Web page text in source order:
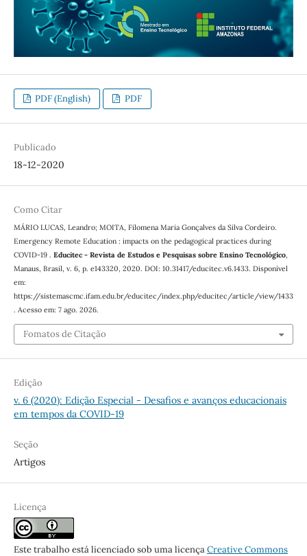
PDF (English) PDF
Publicado
18-12-2020
Como Citar
MÁRIO LUCAS, Leandro; MOITA, Filomena Maria Gonçalves da Silva Cordeiro.
Emergency Remote Education : impacts on the pedagogical practices during
COVID-19 . Educitec - Revista de Estudos e Pesquisas sobre Ensino Tecnológico,
Manaus, Brasil, v. 6, p. e143320, 2020. DOI: 10.31417/educitec.v6.1433. Disponível
em:
https://sistemascmc.ifam.edu.br/educitec/index.php/educitec/article/view/1433
. Acesso em: 7 ago. 2026.
Fomatos de Citação
Edição
v. 6 (2020): Edição Especial - Desafios e avanços educacionais
em tempos da COVID-19
Seção
Artigos
Licença
Este trabalho está licenciado sob uma licençaCreative Commons